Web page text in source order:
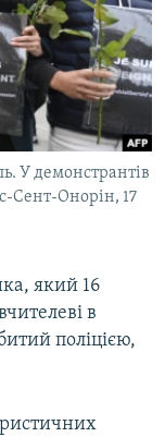
У демонстрантів
Сент-Онорін, 17
який 16
в
поліцією,